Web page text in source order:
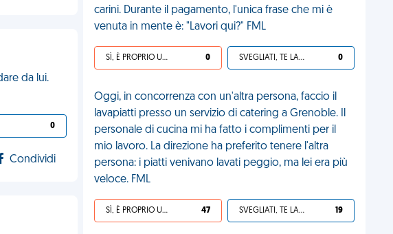
da lui.
0
Condividi
carini. Durante il pagamento, l'unica frase che mi è
venuta in mente è: "Lavori qui?" FML
SÌ, È PROPRIO UNA VDM! 0 SVEGLIATI, TE LA SEI CERCATA! 0
Oggi, in concorrenza con un'altra persona, faccio il
lavapiatti presso un servizio di catering a Grenoble. Il
personale di cucina mi ha fatto i complimenti per il
mio lavoro. La direzione ha preferito tenere l'altra
persona: i piatti venivano lavati peggio, ma lei era più
veloce. FML
SÌ, È PROPRIO UNA VDM! 47 SVEGLIATI, TE LA SEI CERCATA! 19